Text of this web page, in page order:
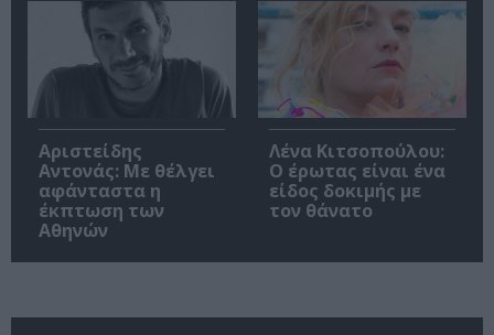
Αριστείδης
Αντονάς: Με θέλγει
αφάνταστα η
έκπτωση των
Αθηνών
Λένα Κιτσοπούλου:
Ο έρωτας είναι ένα
είδος δοκιμής με
τον θάνατο